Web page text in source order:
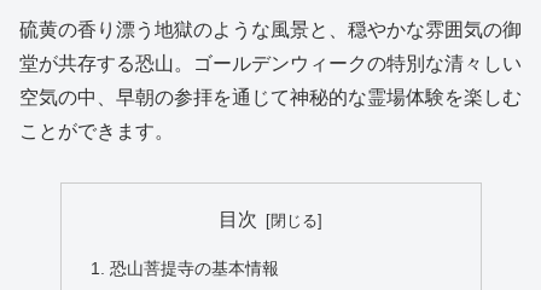
硫黄の香り漂う地獄のような風景と、穏やかな雰囲気の御
堂が共存する恐山。ゴールデンウィークの特別な清々しい
空気の中、早朝の参拝を通じて神秘的な霊場体験を楽しむ
ことができます。
目次
恐山菩提寺の基本情報